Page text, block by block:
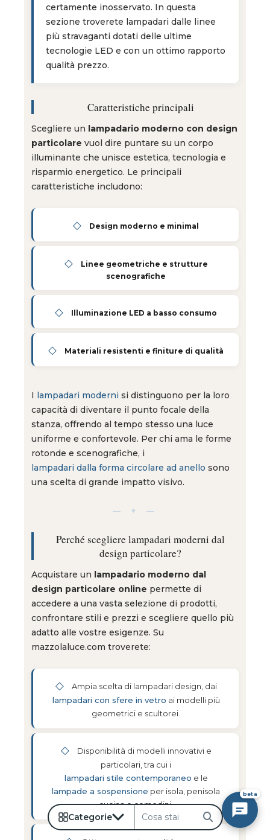
Categorie Cerca
certamente inosservato. In questa
sezione troverete lampadari dalle linee
più stravaganti dotati delle ultime
tecnologie LED e con un ottimo rapporto
qualità prezzo.
Caratteristiche principali
Scegliere un lampadario moderno con design
particolare vuol dire puntare su un corpo
illuminante che unisce estetica, tecnologia e
risparmio energetico. Le principali
caratteristiche includono:
◇ Design moderno e minimal
◇
Linee geometriche e strutture
scenografiche
◇ Illuminazione LED a basso consumo
◇ Materiali resistenti e finiture di qualità
I lampadari moderni si distinguono per la loro
capacità di diventare il punto focale della
stanza, offrendo al tempo stesso una luce
uniforme e confortevole. Per chi ama le forme
rotonde e scenografiche, i
lampadari dalla forma circolare ad anello sono
una scelta di grande impatto visivo.
— ✦ —
Perché scegliere lampadari moderni dal
design particolare?
Acquistare un lampadario moderno dal
design particolare online permette di
accedere a una vasta selezione di prodotti,
confrontare stili e prezzi e scegliere quello più
adatto alle vostre esigenze. Su
mazzolaluce.com troverete:
◇
Ampia scelta di lampadari design, dai
lampadari con sfere in vetro ai modelli più
geometrici e scultorei.
◇
Disponibilità di modelli innovativi e
particolari, tra cui i
lampadari stile contemporaneo e le
lampade a sospensione per isola, penisola
cucina e comodini.
beta